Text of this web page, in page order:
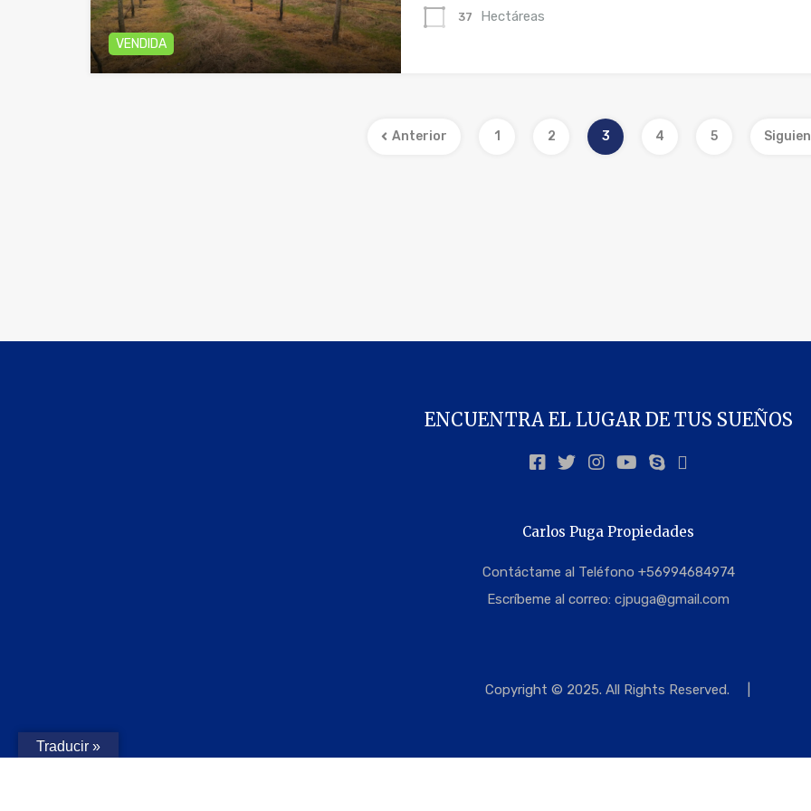
VENDIDA
37 Hectáreas
Anterior 1 2 3 4 5
ENCUENTRA EL LUGAR DE TUS SUEÑOS
Carlos Puga Propiedades
Contáctame al Teléfono +56994684974
Escríbeme al correo: cjpuga@gmail.com
Copyright © 2025. All Rights Reserved.
Traducir »